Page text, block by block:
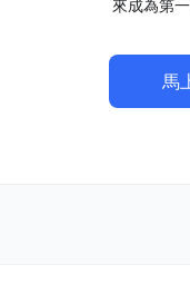
來成為第
馬